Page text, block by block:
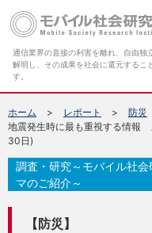
通信業界の直接の利害を離れ、自由独
解明し、その成果を社会に還元するこ
す。
ホーム レポート
防災
地震発生時に最も重視する情報
30日)
【防災】
調査・研究～モバイル社
マのご紹介～